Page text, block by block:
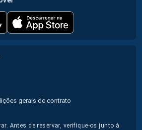
gerais de contrato
Antes de reservar, verifique-os junto à